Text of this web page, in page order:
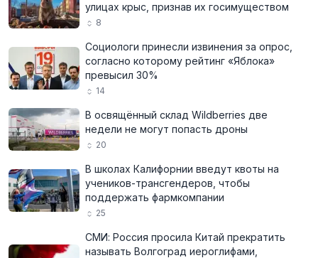
улицах крыс, признав их госимуществом
8
Социологи принесли извинения за опрос,
согласно которому рейтинг «Яблока»
превысил 30%
14
В освящённый склад Wildberries две
недели не могут попасть дроны
20
В школах Калифорнии введут квоты на
учеников-трансгендеров, чтобы
поддержать фармкомпании
25
СМИ: Россия просила Китай прекратить
называть Волгоград иероглифами,